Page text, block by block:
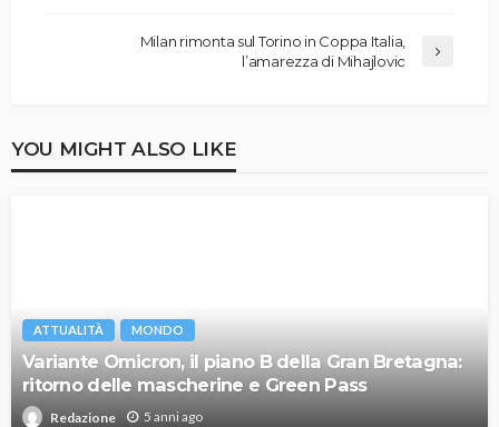
Milan rimonta sul Torino in Coppa Italia,
l’amarezza di Mihajlovic
YOU MIGHT ALSO LIKE
ATTUALITÀ MONDO
Variante Omicron, il piano B della Gran Bretagna:
ritorno delle mascherine e Green Pass
Redazione 5 anni ago